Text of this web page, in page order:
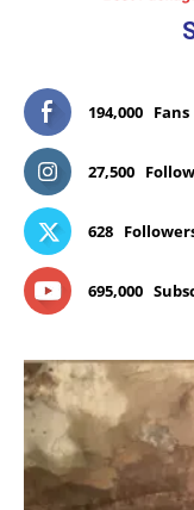
194,000 Fans
27,500
628
695,000